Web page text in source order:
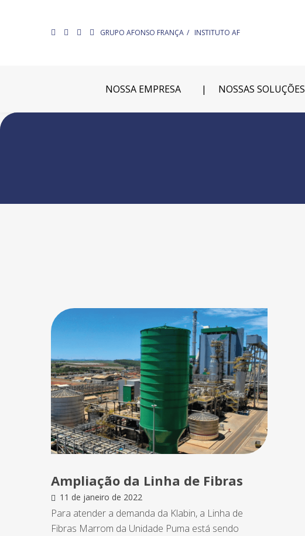
GRUPO AFONSO FRANÇA INSTITUTO AF
NOSSA EMPRESA NOSSAS SOLUÇÕES
Ampliação da Linha de Fibras
11 de janeiro de 2022
Para atender a demanda da Klabin, a Linha de
Fibras Marrom da Unidade Puma está sendo